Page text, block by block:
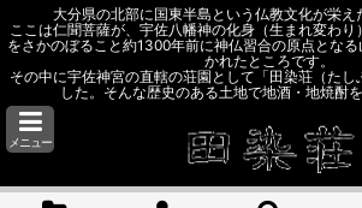
大分県の北部に国東半島という仏教文化が栄え
ここは仁聞菩薩が、宇佐八幡神の化身（生まれ変わ
をさかのぼること約1300年前に神仏習合の原点とな
かれたところです。
その中に宇佐神宮の直轄の荘園として「田染荘（たし
した。そんな歴史のある土地で地酒・地焼酎
メニュー